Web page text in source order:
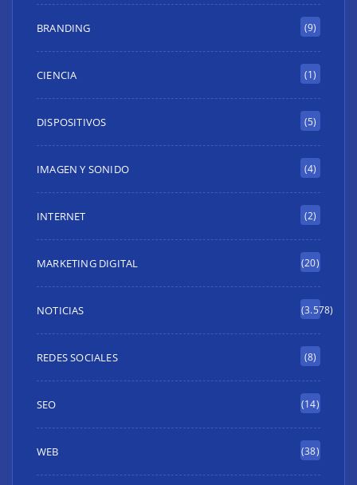
BRANDING (9)
CIENCIA (1)
DISPOSITIVOS (5)
IMAGEN Y SONIDO (4)
INTERNET (2)
MARKETING DIGITAL (20)
NOTICIAS (3.578)
REDES SOCIALES (8)
SEO (14)
WEB (38)